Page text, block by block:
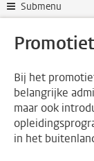
Submenu
Bij het
belangrijke
maar ook
in het